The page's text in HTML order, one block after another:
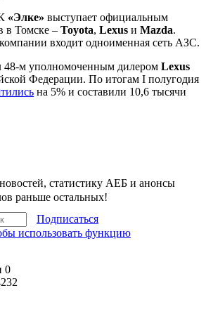
«Элке» выступает официальным
в Томске – Toyota, Lexus и Mazda.
входит одноименная сеть АЗС.
48-м уполномоченным дилером Lexus
Федерации. По итогам I полугодия
на 5% и составили 10,6 тысячи
статистику АЕБ и анонсы
раньше остальных!
Подписаться
0